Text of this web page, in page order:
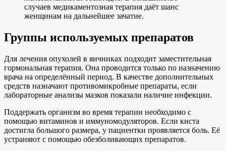
случаев медикаментозная терапия даёт шанс
женщинам на дальнейшее зачатие.
Группы используемых препаратов
Для лечения опухолей в яичниках подходит заместительная
гормональная терапия. Она проводится только по назначению
врача на определённый период. В качестве дополнительных
средств назначают противомикробные препараты, если
лабораторные анализы мазков показали наличие инфекции.
Поддержать организм во время терапии необходимо с
помощью витаминов и иммуномодуляторов. Если киста
достигла большого размера, у пациентки проявляется боль. Её
устраняют с помощью обезболивающих препаратов.